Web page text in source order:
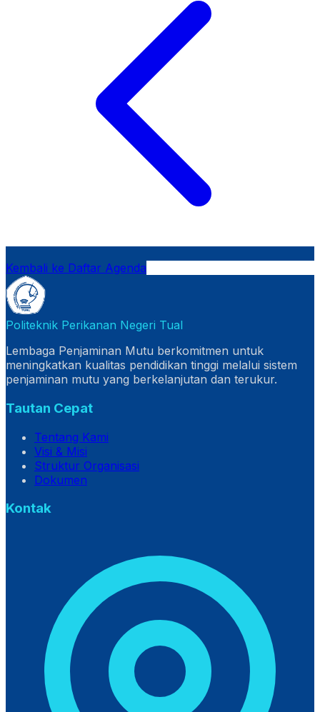
Kembali ke Daftar Agenda
Politeknik Perikanan Negeri Tual
Lembaga Penjaminan Mutu berkomitmen untuk
meningkatkan kualitas pendidikan tinggi melalui sistem
penjaminan mutu yang berkelanjutan dan terukur.
Tautan Cepat
Tentang Kami
Visi & Misi
Struktur Organisasi
Dokumen
Kontak